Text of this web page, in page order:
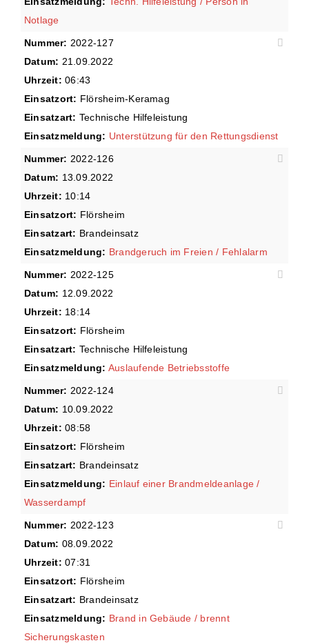
Notlage
Nummer: 2022-127
Datum: 21.09.2022
Uhrzeit: 06:43
Einsatzort: Flörsheim-Keramag
Einsatzart: Technische Hilfeleistung
Einsatzmeldung: Unterstützung für den Rettungsdienst
Nummer: 2022-126
Datum: 13.09.2022
Uhrzeit: 10:14
Einsatzort: Flörsheim
Einsatzart: Brandeinsatz
Einsatzmeldung: Brandgeruch im Freien / Fehlalarm
Nummer: 2022-125
Datum: 12.09.2022
Uhrzeit: 18:14
Einsatzort: Flörsheim
Einsatzart: Technische Hilfeleistung
Einsatzmeldung: Auslaufende Betriebsstoffe
Nummer: 2022-124
Datum: 10.09.2022
Uhrzeit: 08:58
Einsatzort: Flörsheim
Einsatzart: Brandeinsatz
Einsatzmeldung: Einlauf einer Brandmeldeanlage /
Wasserdampf
Nummer: 2022-123
Datum: 08.09.2022
Uhrzeit: 07:31
Einsatzort: Flörsheim
Einsatzart: Brandeinsatz
Einsatzmeldung: Brand in Gebäude / brennt
Sicherungskasten